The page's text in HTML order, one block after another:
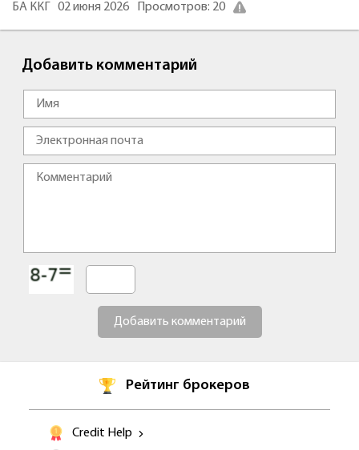
БА ККГ 02 июня 2026 Просмотров: 20
Добавить комментарий
Добавить комментарий
Рейтинг брокеров
Credit Help